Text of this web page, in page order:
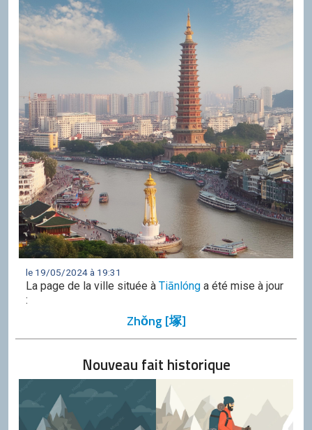
le 19/05/2024 à 19:31
La page de la ville située à Tiānlóng a été mise à jour
:
Zhǒng [塚]
Nouveau fait historique